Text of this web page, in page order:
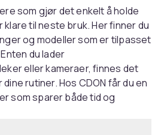
som gjør det enkelt å holde
til neste bruk. Her finner du
og modeller som er tilpasset
du lader
eller kameraer, finnes det
rutiner. Hos CDON får du en
som sparer både tid og